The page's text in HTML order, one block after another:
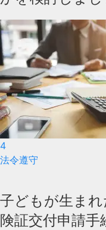
4
法令遵守
子どもが生ま
険証交付申請手